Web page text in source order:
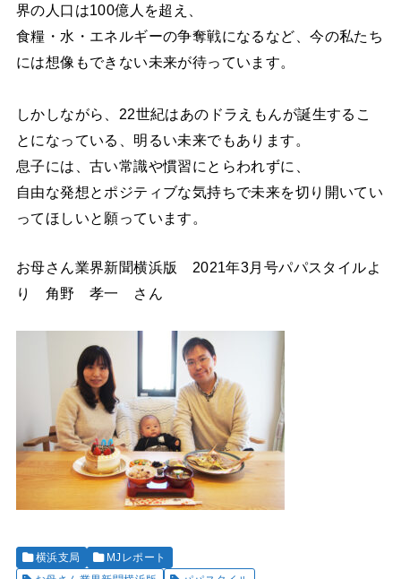
界の人口は100億人を超え、
食糧・水・エネルギーの争奪戦になるなど、今の私たち
には想像もできない未来が待っています。
しかしながら、22世紀はあのドラえもんが誕生するこ
とになっている、明るい未来でもあります。
息子には、古い常識や慣習にとらわれずに、
自由な発想とポジティブな気持ちで未来を切り開いてい
ってほしいと願っています。
お母さん業界新聞横浜版 2021年3月号パパスタイルよ
り 角野 孝一 さん
横浜支局
MJレポート